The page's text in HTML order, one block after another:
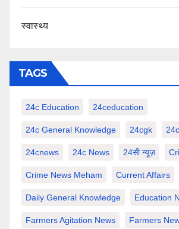
स्वास्थ्य
TAGS
24c Education 24ceducation
24c General Knowledge 24cgk
24cnews 24c News 24सी न्यूज़
Crime News Meham Current Affairs
Daily General Knowledge Education
Farmers Agitation News Farmers